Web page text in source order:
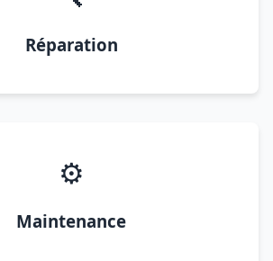
Réparation
⚙️
Maintenance